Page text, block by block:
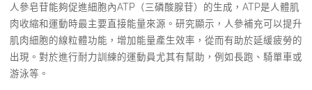
人參皂苷能夠促進細胞內ATP（三磷酸腺苷）的生成，ATP是人體肌
肉收縮和運動時最主要直接能量來源。研究顯示，人參補充可以提升
肌肉細胞的線粒體功能，增加能量產生效率，從而有助於延緩疲勞的
出現。對於進行耐力訓練的運動員尤其有幫助，例如長跑、騎單車或
游泳等。